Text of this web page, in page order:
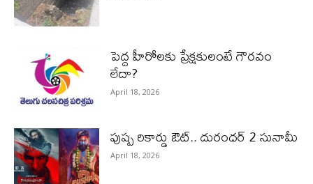
పెద్ద హీరోల‌కు ప్రేక్ష‌కులంటే గౌర‌వం
లేదా?
April 18, 2026
పుష్ప రికార్డు ఔట్‌.. దురంధ‌ర్ 2 సునామీ
April 18, 2026